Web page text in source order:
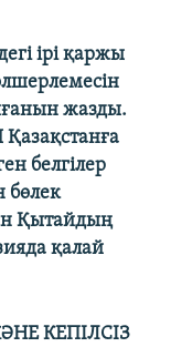
ірі қаржы
жазды.
белгілер
бөлек
Қытайдың
қалай
КЕПІЛСІЗ